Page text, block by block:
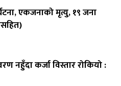
एकजनाको मृत्यु, १९ जना
नहुँदा कर्जा विस्तार रोकियो :